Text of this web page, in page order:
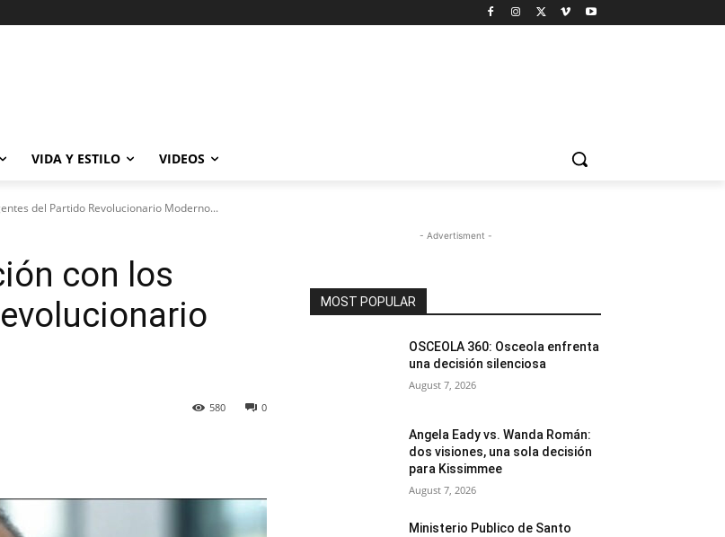
VIDA Y ESTILO VIDEOS
del Partido Revolucionario Moderno...
con los
0
580
- Advertisment -
MOST POPULAR
OSCEOLA 360: Osceola enfrenta
una decisión silenciosa
August 7, 2026
Angela Eady vs. Wanda Román:
dos visiones, una sola decisión
para Kissimmee
August 7, 2026
Ministerio Publico de Santo